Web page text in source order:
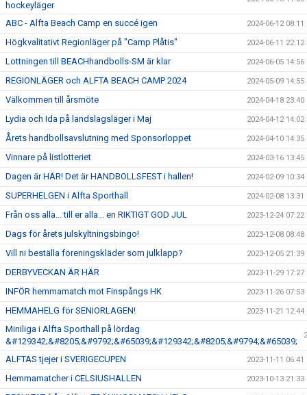
hockeyläger
ABC - Alfta Beach Camp en succé igen 2024-06-12 08:11
Högkvalitativt Regionläger på "Camp Plåtis" 2024-06-11 22:12
Lottningen till BEACHhandbolls-SM är klar 2024-06-05 14:56
REGIONLÄGER och ALFTA BEACH CAMP 2024 2024-05-09 14:55
Välkommen till årsmöte 2024-04-18 23:40
Lydia och Ida på landslagsläger i Maj 2024-04-12 14:02
Årets handbollsavslutning med Sponsorloppet 2024-04-10 14:35
Vinnare på listlotteriet 2024-03-16 13:45
Dagen är HÄR! Det är HANDBOLLSFEST i hallen! 2024-02-09 10:34
SUPERHELGEN i Alfta Sporthall 2024-02-08 13:31
Från oss alla... till er alla... en RIKTIGT GOD JUL 2023-12-24 07:22
Dags för årets julskyltningsbingo! 2023-12-08 08:48
Vill ni beställa föreningskläder som julklapp? 2023-12-05 21:39
DERBYVECKAN ÄR HÄR 2023-11-29 17:27
INFÖR hemmamatch mot Finspångs HK 2023-11-26 07:53
HEMMAHELG för SENIORLAGEN! 2023-11-21 12:44
Miniliga i Alfta Sporthall på lördag
&#129342;&#8205;&#9792;&#65039;&#129342;&#8205;&#9794;&#65039;
ALFTAS tjejer i SVERIGECUPEN 2023-11-11 06:41
Hemmamatcher i CELSIUSHALLEN 2023-10-13 21:33